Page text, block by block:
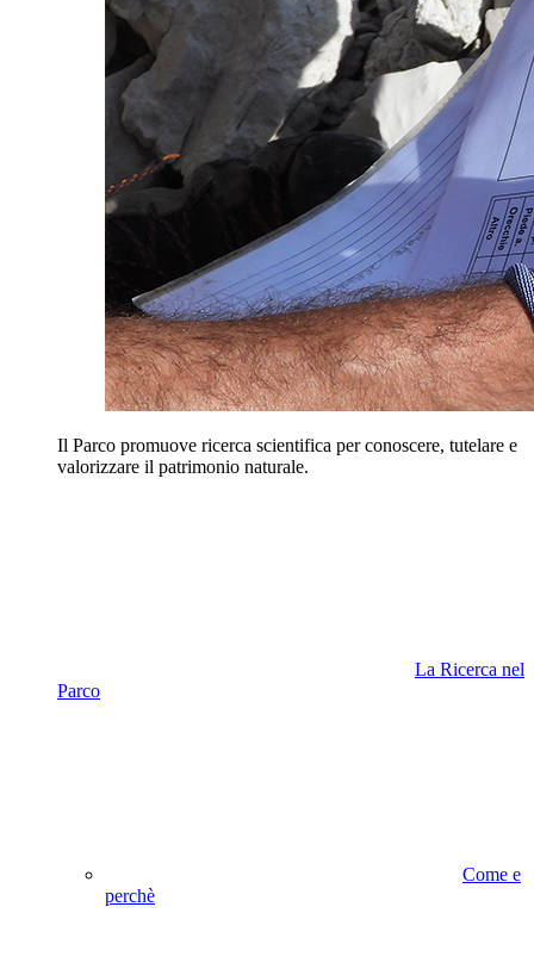
Il Parco promuove ricerca scientifica per conoscere, tutelare e
valorizzare il patrimonio naturale.
La Ricerca nel
Parco
Come e
perchè